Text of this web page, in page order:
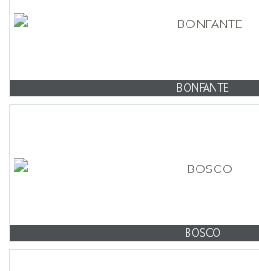
BONFANTE
BOSCO